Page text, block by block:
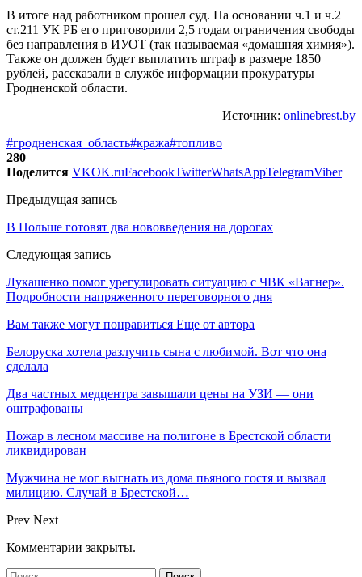
В итоге над работником прошел суд. На основании ч.1 и ч.2
ст.211 УК РБ его приговорили 2,5 годам ограничения свободы
без направления в ИУОТ (так называемая «домашняя химия»).
Также он должен будет выплатить штраф в размере 1850
рублей, рассказали в службе информации прокуратуры
Гродненской области.
Источник: onlinebrest.by
#гродненская_область#кража#топливо
280
Поделится VKOK.ruFacebookTwitterWhatsAppTelegramViber
Предыдущая запись
В Польше готовят два нововведения на дорогах
Следующая запись
Лукашенко помог урегулировать ситуацию с ЧВК «Вагнер».
Подробности напряженного переговорного дня
Вам также могут понравиться Еще от автора
Белоруска хотела разлучить сына с любимой. Вот что она
сделала
Два частных медцентра завышали цены на УЗИ — они
оштрафованы
Пожар в лесном массиве на полигоне в Брестской области
ликвидирован
Мужчина не мог выгнать из дома пьяного гостя и вызвал
милицию. Случай в Брестской…
Prev Next
Комментарии закрыты.